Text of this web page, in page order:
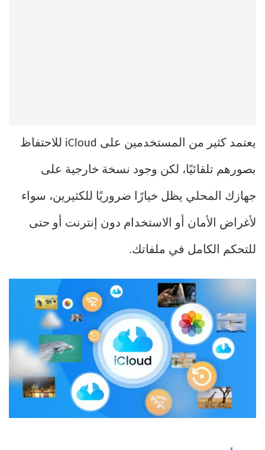
يعتمد كثير من المستخدمين على iCloud للاحتفاظ
بصورهم تلقائيًا، لكن وجود نسخة خارجية على
جهازك المحلي يظل خيارًا ضروريًا للكثيرين، سواء
لأغراض الأمان أو الاستخدام دون إنترنت أو حتى
للتحكم الكامل في ملفاتك.